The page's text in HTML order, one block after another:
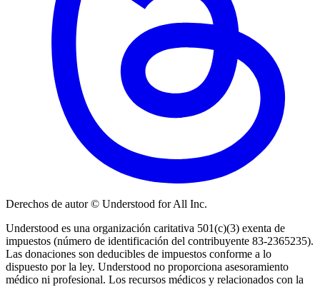
Derechos de autor © Understood for All Inc.
Understood es una organización caritativa 501(c)(3) exenta de
impuestos (número de identificación del contribuyente 83-2365235).
Las donaciones son deducibles de impuestos conforme a lo
dispuesto por la ley. Understood no proporciona asesoramiento
médico ni profesional. Los recursos médicos y relacionados con la